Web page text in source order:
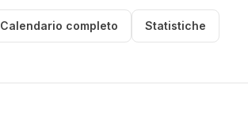
Calendario completo Statistiche